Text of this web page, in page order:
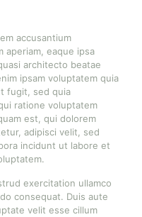
accusantium
aperiam, eaque ipsa
architecto beatae
ipsam voluptatem quia
fugit, sed quia
ratione voluptatem
est, qui dolorem
adipisci velit, sed
incidunt ut labore et
exercitation ullamco
consequat. Duis aute
velit esse cillum